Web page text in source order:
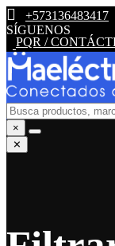
+573136483417
SÍGUENOS
PQR /
×
✕